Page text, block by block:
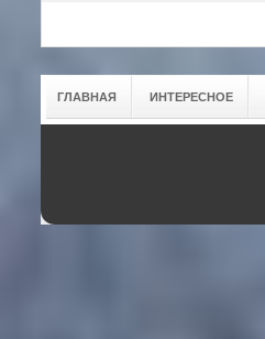
ГЛАВНАЯ ИНТЕРЕСНОЕ